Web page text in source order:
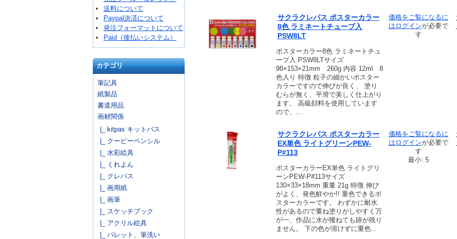
送料について
Paypal決済について
発注フォーマットについて
Paid（後払いシステム）
カテゴリ
筆記具
紙製品
書道用品
画材関係
|_ kitpas キットパス
|_ クーピーペンシル
|_ 水彩絵具
|_ くれよん
|_ クレパス
|_ 画用紙
|_ 画筆
|_ スケッチブック
|_ アクリル絵具
|_ パレット、筆洗い
サクラクレパス ポスターカラー
8色 ラミネートチューブ入
PSW8LT
ポスターカラー8色 ラミネートチュ
ーブ入 PSW8LTサイズ
98×153×21mm 260g 内容 12ml 8
色入り 特徴 粒子の細かいポスター
カラーですので伸びが良く、 塗り
むらが無く、平滑で美しく仕上がり
ます。 高級顔料を使用しています
ので、...
価格をご覧になるに
は ログインが必要で
す
サクラクレパス ポスターカラー
EX単色 ライトグリーンPEW-
P#113
ポスターカラーEX単色 ライトグリ
ーンPEW-P#113サイズ
130×33×18mm 重量 21g 特徴 伸び
がよく、発色鮮やか!! 重色できるポ
スターカラーです。 わずかに耐水
性があるので重ね塗りがしやすく万
が一、作品に水が撥ねても跡が残り
ません。 下の色が溶けずに重色...
価格をご覧になるに
は ログインが必要で
す
最小: 5